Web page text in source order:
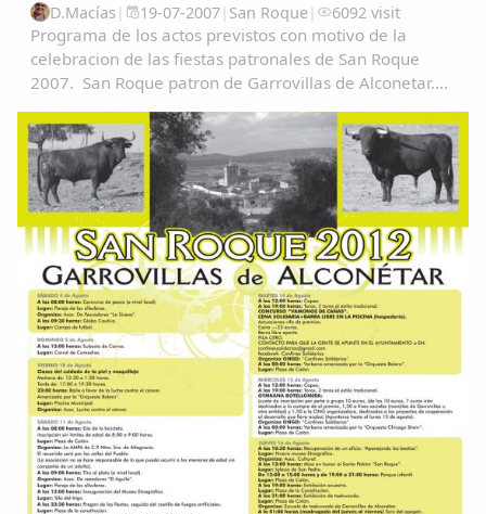
D.Macías | 19-07-2007| San Roque| 6092 visit
Programa de los actos previstos con motivo de la
celebracion de las fiestas patronales de San Roque
2007. San Roque patron de Garrovillas de Alconetar....